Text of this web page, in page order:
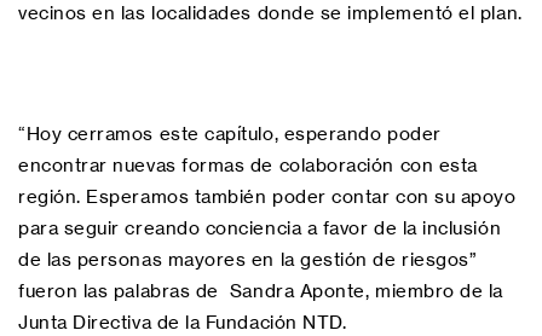
vecinos en las localidades donde se implementó el plan.
“Hoy cerramos este capítulo, esperando poder
encontrar nuevas formas de colaboración con esta
región. Esperamos también poder contar con su apoyo
para seguir creando conciencia a favor de la inclusión
de las personas mayores en la gestión de riesgos”
fueron las palabras de Sandra Aponte, miembro de la
Junta Directiva de la Fundación NTD.